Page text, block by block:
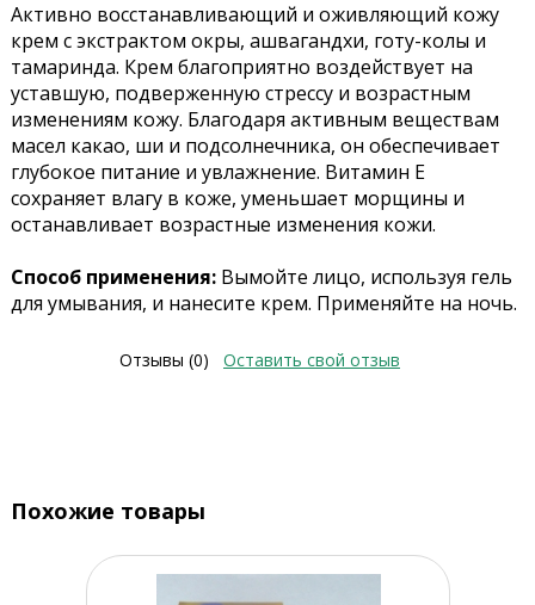
Активно восстанавливающий и оживляющий кожу
крем с экстрактом окры, ашвагандхи, готу-колы и
тамаринда. Крем благоприятно воздействует на
уставшую, подверженную стрессу и возрастным
изменениям кожу. Благодаря активным веществам
масел какао, ши и подсолнечника, он обеспечивает
глубокое питание и увлажнение. Витамин Е
сохраняет влагу в коже, уменьшает морщины и
останавливает возрастные изменения кожи.
Способ применения:Вымойте лицо, используя гель
для умывания, и нанесите крем. Применяйте на ночь.
Отзывы (0) Оставить свой отзыв
Похожие товары